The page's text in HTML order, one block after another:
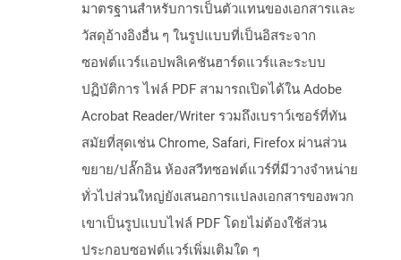
มาตรฐานสำหรับการเป็นตัวแทนของเอกสารและ
วัสดุอ้างอิงอื่น ๆ ในรูปแบบที่เป็นอิสระจาก
ซอฟต์แวร์แอปพลิเคชันฮาร์ดแวร์และระบบ
ปฏิบัติการ ไฟล์ PDF สามารถเปิดได้ใน Adobe
Acrobat Reader/Writer รวมถึงเบราว์เซอร์ที่ทัน
สมัยที่สุดเช่น Chrome, Safari, Firefox ผ่านส่วน
ขยาย/ปลั๊กอิน ห้องสวีทซอฟต์แวร์ที่มีวางจำหน่าย
ทั่วไปส่วนใหญ่ยังเสนอการแปลงเอกสารของพวก
เขาเป็นรูปแบบไฟล์ PDF โดยไม่ต้องใช้ส่วน
ประกอบซอฟต์แวร์เพิ่มเติมใด ๆ